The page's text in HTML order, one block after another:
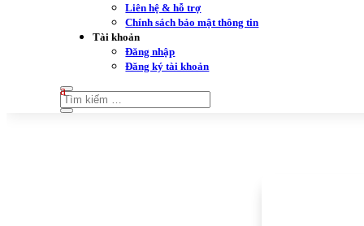
Liên hệ & hỗ trợ
Chính sách bảo mật thông tin
Tài khoản
Đăng nhập
Đăng ký tài khoản